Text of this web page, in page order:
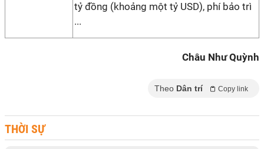
tỷ đồng (khoảng một tỷ USD), phí bảo trì
...
Châu Như Quỳnh
Theo Dân trí Copy link
THỜI SỰ